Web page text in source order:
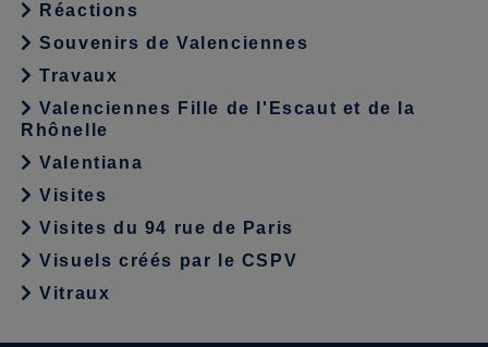
Réactions
Souvenirs de Valenciennes
Travaux
Valenciennes Fille de l'Escaut et de la
Rhônelle
Valentiana
Visites
Visites du 94 rue de Paris
Visuels créés par le CSPV
Vitraux